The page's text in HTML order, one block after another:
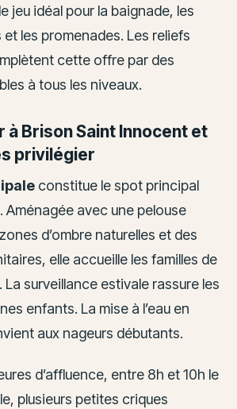
jeu idéal pour la baignade, les
les promenades. Les reliefs
cette offre par des
à tous les niveaux.
à Brison Saint Innocent et
privilégier
constitue le spot principal
Aménagée avec une pelouse
d’ombre naturelles et des
elle accueille les familles de
La surveillance estivale rassure les
enfants. La mise à l’eau en
aux nageurs débutants.
d’affluence, entre 8h et 10h le
plusieurs petites criques